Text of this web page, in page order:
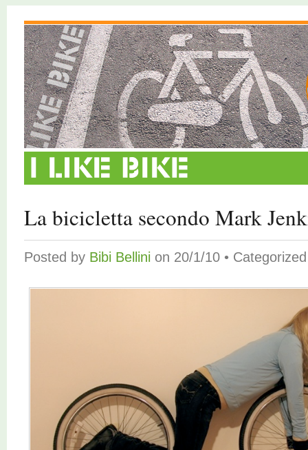
La bicicletta secondo Mark
Posted by Bibi Bellini on 20/1/10 •